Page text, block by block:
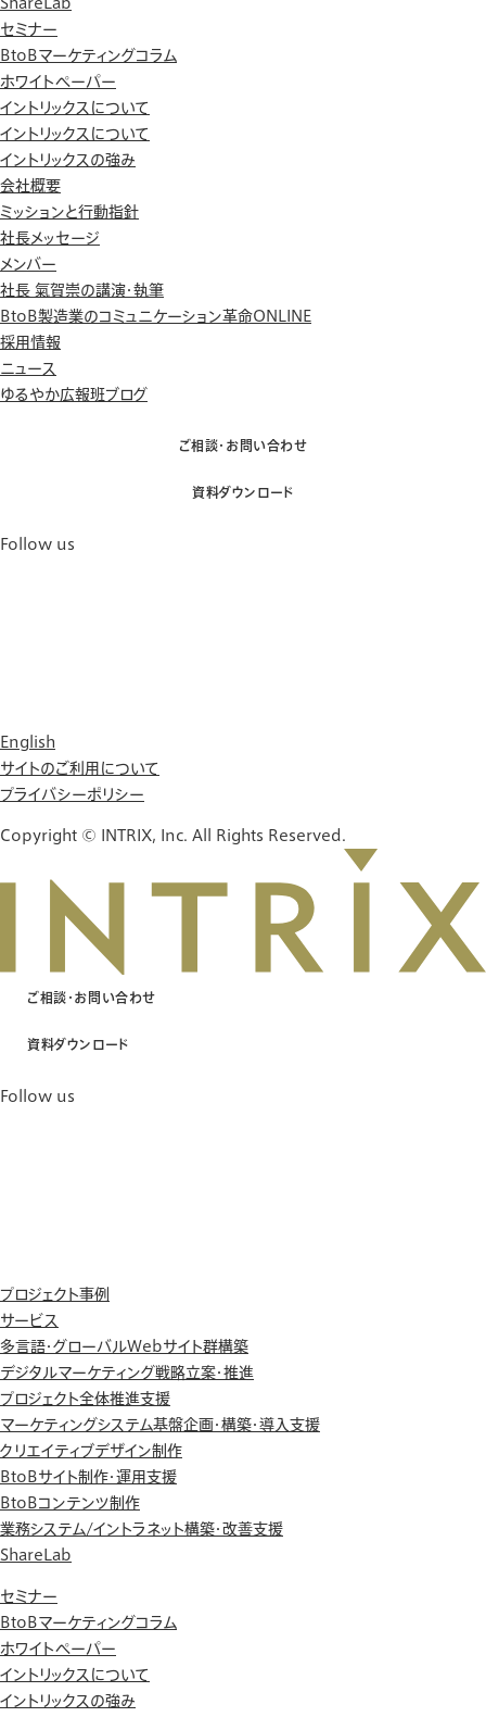
ShareLab
セミナー
BtoBマーケティングコラム
ホワイトペーパー
イントリックスについて
イントリックスについて
イントリックスの強み
会社概要
ミッションと行動指針
社長メッセージ
メンバー
社長 氣賀崇の講演・執筆
BtoB製造業のコミュニケーション革命ONLINE
採用情報
ニュース
ゆるやか広報班ブログ
ご相談・お問い合わせ
資料ダウンロード
Follow us
English
サイトのご利用について
プライバシーポリシー
Copyright © INTRIX, Inc. All Rights Reserved.
ご相談・お問い合わせ
資料ダウンロード
Follow us
プロジェクト事例
サービス
多言語・グローバルWebサイト群構築
デジタルマーケティング戦略立案・推進
プロジェクト全体推進支援
マーケティングシステム基盤企画・構築・導入支援
クリエイティブデザイン制作
BtoBサイト制作・運用支援
BtoBコンテンツ制作
業務システム/イントラネット構築・改善支援
ShareLab
セミナー
BtoBマーケティングコラム
ホワイトペーパー
イントリックスについて
イントリックスの強み